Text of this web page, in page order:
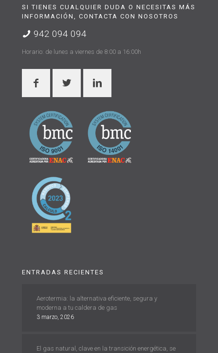
SI TIENES CUALQUIER DUDA O NECESITAS MÁS
INFORMACIÓN, CONTACTA CON NOSOTROS
942 094 094
Horario: de lunes a viernes de 8:00 a 16:00h
ENTRADAS RECIENTES
Aerotermia: la alternativa eficiente, segura y
moderna a tu caldera de gas
3 marzo, 2026
El gas natural, clave en la transición energética, se